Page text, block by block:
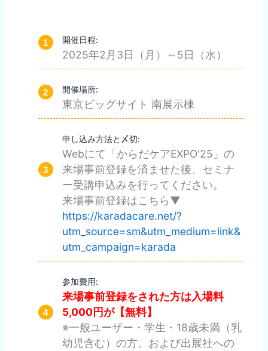
開催日程:
2025年2月3日（月）～5日（水）
開催場所:
東京ビッグサイト 南展示棟
申し込み方法と〆切:
Webにて「からだケアEXPO'25」の
来場事前登録を済ませた後、セミナ
ー受講申込みを行ってください。
来場事前登録はこちら▼
https://karadacare.net/?
utm_source=sm&utm_medium=link&
utm_campaign=karada
参加費用:
来場事前登録をされた方は入場料
5,000円が【無料】
※一般ユーザー・学生・18歳未満（乳
幼児含む）の方、および出展社への